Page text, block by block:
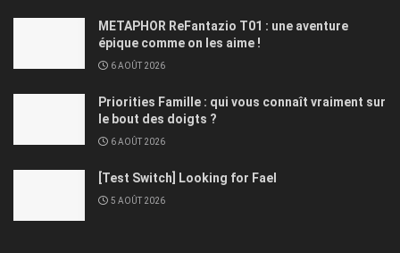
METAPHOR ReFantazio T01 : une aventure
épique comme on les aime !
6 AOÛT 2026
Priorities Famille : qui vous connaît vraiment sur
le bout des doigts ?
6 AOÛT 2026
[Test Switch] Looking for Fael
5 AOÛT 2026